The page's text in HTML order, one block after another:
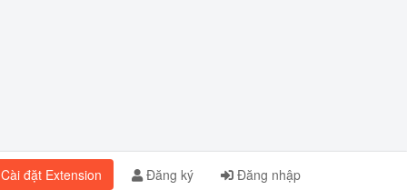
Cài đặt Extension Đăng ký Đăng nhập